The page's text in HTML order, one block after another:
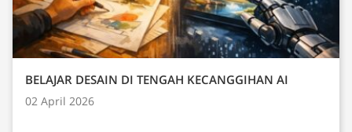
BELAJAR DESAIN DI TENGAH KECANGGIHAN AI
02 April 2026